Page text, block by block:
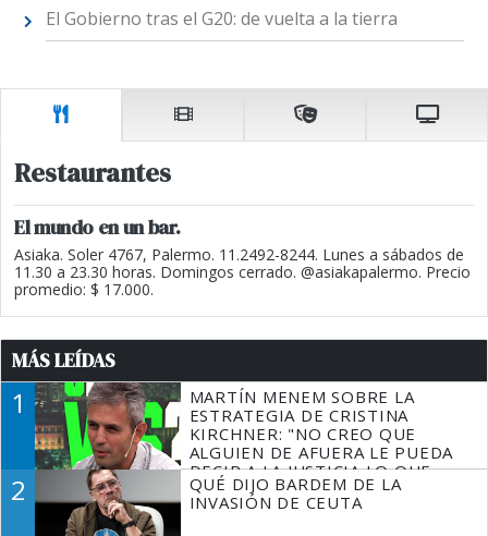
El Gobierno tras el G20: de vuelta a la tierra
Restaurantes
El mundo en un bar.
Asiaka. Soler 4767, Palermo. 11.2492-8244. Lunes a sábados de
11.30 a 23.30 horas. Domingos cerrado. @asiakapalermo. Precio
promedio: $ 17.000.
MÁS LEÍDAS
1
MARTÍN MENEM SOBRE LA
ESTRATEGIA DE CRISTINA
KIRCHNER: "NO CREO QUE
ALGUIEN DE AFUERA LE PUEDA
DECIR A LA JUSTICIA LO QUE
TIENE QUE HACER"
2
QUÉ DIJO BARDEM DE LA
INVASIÓN DE CEUTA